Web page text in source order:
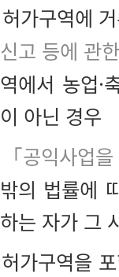
허가구역에
신고 등에 관
역에서 농업·
이 아닌 경우
「공익사업
밖의 법률에
하는 자가 그
허가구역을